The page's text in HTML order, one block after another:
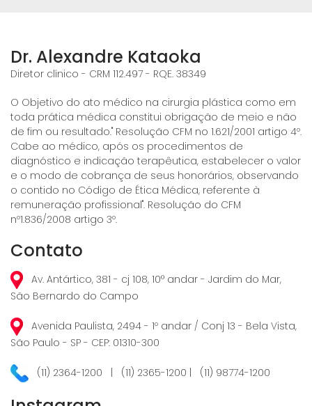
Dr. Alexandre Kataoka
Diretor clínico - CRM 112.497 - RQE. 38349
O Objetivo do ato médico na cirurgia plástica como em
toda prática médica constitui obrigação de meio e não
de fim ou resultado." Resolução CFM no 1.621/2001 artigo 4º.
Cabe ao médico, após os procedimentos de
diagnóstico e indicação terapêutica, estabelecer o valor
e o modo de cobrança de seus honorários, observando
o contido no Código de Ética Médica, referente à
remuneração profissional". Resolução do CFM
nº1.836/2008 artigo 3º.
Contato
Av. Antártico, 381 - cj 108, 10° andar - Jardim do Mar,
São Bernardo do Campo
Avenida Paulista, 2494 - 1º andar / Conj 13 - Bela Vista,
São Paulo - SP - CEP: 01310-300
(11) 2364-1200 | (11) 2365-1200 | (11) 98774-1200